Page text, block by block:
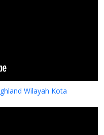
Wilayah Kota